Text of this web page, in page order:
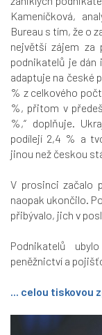
Kameníčková,
Bureau s tím, že o
největší zájem
podnikatelů je dán
adaptuje na české
% z celkového
%, přitom v
%,“ doplňuje.
podílejí 2,4 % a
jinou než českou
V prosinci začalo
naopak ukončilo.
přibývalo, jich v
Podnikatelů
peněžnictví a
... celou tiskovou